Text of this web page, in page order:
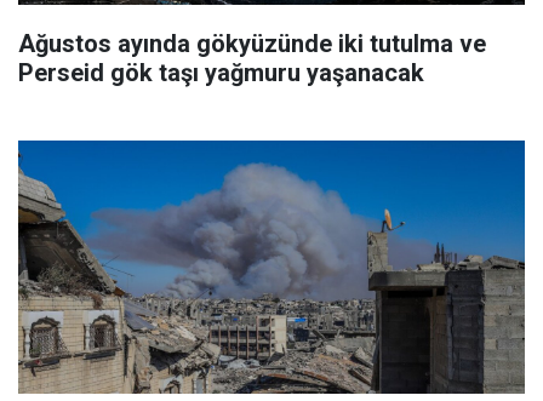
Ağustos ayında gökyüzünde iki tutulma ve
Perseid gök taşı yağmuru yaşanacak